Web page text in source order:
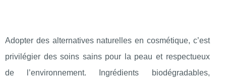
Adopter des alternatives naturelles en cosmétique, c’est
privilégier des soins sains pour la peau et respectueux
de l’environnement. Ingrédients biodégradables,